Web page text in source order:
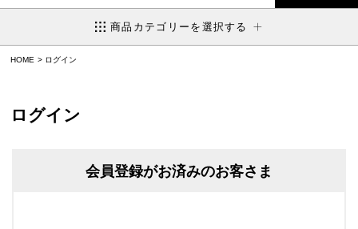
商品カテゴリーを選択する
HOME ログイン
ログイン
会員登録がお済みのお客さま